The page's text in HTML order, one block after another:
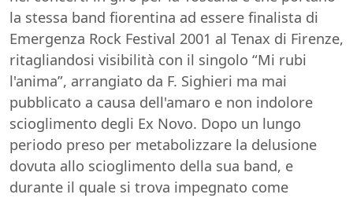
la stessa band fiorentina ad essere finalista di
Emergenza Rock Festival 2001 al Tenax di Firenze,
ritagliandosi visibilità con il singolo “Mi rubi
l'anima”, arrangiato da F. Sighieri ma mai
pubblicato a causa dell'amaro e non indolore
scioglimento degli Ex Novo. Dopo un lungo
periodo preso per metabolizzare la delusione
dovuta allo scioglimento della sua band, e
durante il quale si trova impegnato come